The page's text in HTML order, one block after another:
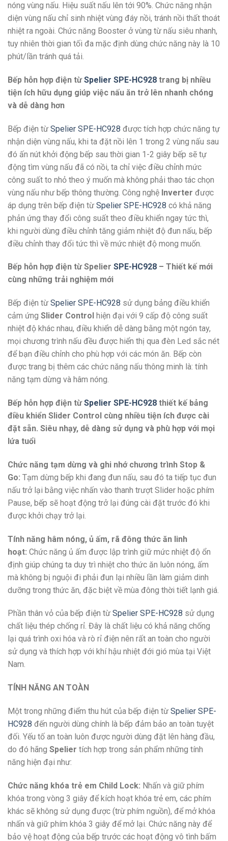
nóng vùng nấu. Hiệu suất nấu lên tới 90%. Chức năng nhận
diện vùng nấu chỉ sinh nhiệt vùng đáy nồi, tránh nồi thất thoát
nhiệt ra ngoài. Chức năng Booster ở vùng từ nấu siêu nhanh,
tuy nhiên thời gian tối đa mặc định dùng chức năng này là 10
phút/lần tránh quá tải.
Bếp hỗn hợp điện từSpelier SPE-HC928 trang bị nhiều
tiện ích hữu dụng giúp việc nấu ăn trở lên nhanh chóng
và dễ dàng hơn
Bếp điện từ Spelier SPE-HC928 được tích hợp chức năng tự
nhận diện vùng nấu, khi ta đặt nồi lên 1 trong 2 vùng nấu sau
đó ấn nút khởi động bếp sau thời gian 1-2 giây bếp sẽ tự
động tìm vùng nấu đã có nồi, ta chỉ việc điều chỉnh mức
công suất to nhỏ theo ý muốn mà không phải thao tác chọn
vùng nấu như bếp thông thường. Công nghệ Inverter được
áp dụng trên bếp điện từ Spelier SPE-HC928 có khả năng
phản ứng thay đổi công suất theo điều khiển ngay tức thì,
khi người dùng điều chỉnh tăng giảm nhiệt độ đun nấu, bếp
điều chỉnh thay đổi tức thì về mức nhiệt độ mong muốn.
Bếp hỗn hợp điện từ Spelier SPE-HC928 – Thiết kế mới
cùng những trải nghiệm mới
Bếp điện từ Spelier SPE-HC928 sử dụng bảng điều khiển
cảm ứng Slider Control hiện đại với 9 cấp độ công suất
nhiệt độ khác nhau, điều khiển dễ dàng bằng một ngón tay,
mọi chương trình nấu đều được hiển thị qua đèn Led sắc nét
để bạn điều chỉnh cho phù hợp với các món ăn. Bếp còn
được trang bị thêm các chức năng nấu thông minh là: tính
năng tạm dừng và hâm nóng.
Bếp hỗn hợp điện từSpelier SPE-HC928 thiết kế bảng
điều khiển Slider Control cùng nhiều tiện ích được cài
đặt sẵn. Siêu nhạy, dễ dàng sử dụng và phù hợp với mọi
lứa tuổi
Chức năng tạm dừng và ghi nhớ chương trình Stop &
Go: Tạm dừng bếp khi đang đun nấu, sau đó ta tiếp tục đun
nấu trở lại bằng việc nhấn vào thanh trượt Slider hoặc phím
Pause, bếp sẽ hoạt động trở lại đúng cài đặt trước đó khi
được khởi chạy trở lại.
Tính năng hâm nóng, ủ ấm, rã đông thức ăn linh
hoạt: Chức năng ủ ấm được lập trình giữ mức nhiệt độ ổn
định giúp chúng ta duy trì nhiệt cho thức ăn luôn nóng, ấm
mà không bị nguội đi phải đun lại nhiều lần làm giảm dinh
dưỡng trong thức ăn, đặc biệt về mùa đông thời tiết lạnh giá.
Phần thân vỏ của bếp điện từ Spelier SPE-HC928 sử dụng
chất liệu thép chống rỉ. Đây là chất liệu có khả năng chống
lại quá trình oxi hóa và rò rỉ điện nên rất an toàn cho người
sử dụng và thích hợp với khí hậu nhiệt đới gió mùa tại Việt
Nam.
TÍNH NĂNG AN TOÀN
Một trong những điểm thu hút của bếp điện từ Spelier SPE-
HC928 đến người dùng chính là bếp đảm bảo an toàn tuyệt
đối. Yếu tố an toàn luôn được người dùng đặt lên hàng đầu,
do đó hãng Spelier tích hợp trong sản phẩm những tính
năng hiện đại như:
Chức năng khóa trẻ em Child Lock: Nhấn và giữ phím
khóa trong vòng 3 giây để kích hoạt khóa trẻ em, các phím
khác sẽ không sử dụng được (trừ phím nguồn), để mở khóa
nhấn và giữ phím khóa 3 giây để mở lại. Chức năng này để
bảo vệ hoạt động của bếp trước các hoạt động vô tình bấm